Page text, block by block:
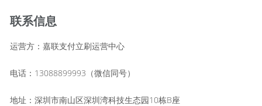
联系信息
运营方：嘉联支付立刷运营中心
电话：13088899993（微信同号）
地址：深圳市南山区深圳湾科技生态园10栋B座